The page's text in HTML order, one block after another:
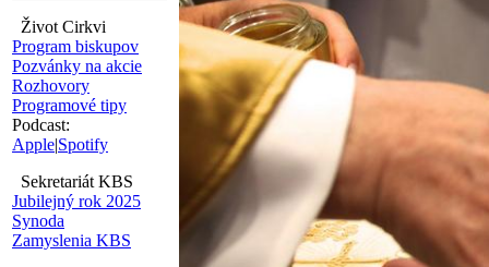
Život Cirkvi
Program biskupov
Pozvánky na akcie
Rozhovory
Programové tipy
Podcast:
Apple|Spotify
Sekretariát KBS
Jubilejný rok 2025
Synoda
Zamyslenia KBS